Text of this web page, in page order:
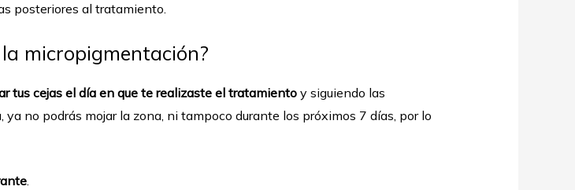
posteriores al tratamiento.
micropigmentación?
tus cejas el día en que te realizaste el tratamientoy siguiendo las
no podrás mojar la zona, ni tampoco durante los próximos 7 días, por lo
.